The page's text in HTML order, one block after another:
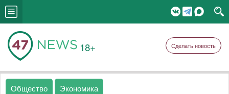
18+ Сделать новость
Общество Экономика